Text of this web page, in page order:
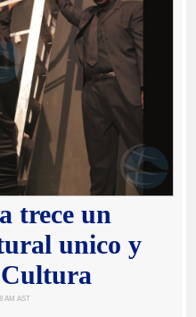
trece un
unico y
AM AST